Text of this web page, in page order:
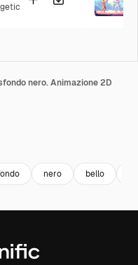
nero. Animazione 2D
nero bello